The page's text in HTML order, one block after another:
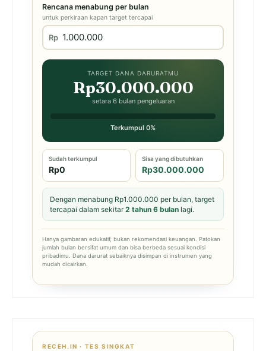
Rencana menabung per bulan
untuk perkiraan kapan target tercapai
Rp
TARGET DANA DARURATMU
Rp30.000.000
setara 6 bulan pengeluaran
Terkumpul 0%
Sudah terkumpul
Rp0
Sisa yang dibutuhkan
Rp30.000.000
Dengan menabung Rp1.000.000 per bulan, target
tercapai dalam sekitar2 tahun 6 bulan lagi.
Hanya gambaran edukatif, bukan rekomendasi keuangan. Patokan
jumlah bulan bersifat umum dan bisa berbeda sesuai kondisi
pribadimu. Dana darurat sebaiknya disimpan di instrumen yang
mudah dicairkan.
RECEH.IN · TES SINGKAT